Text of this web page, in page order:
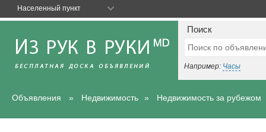
Поиск
Например: Часы
Объявления Недвижимость Недвижимость за рубежом
Населенный пункт